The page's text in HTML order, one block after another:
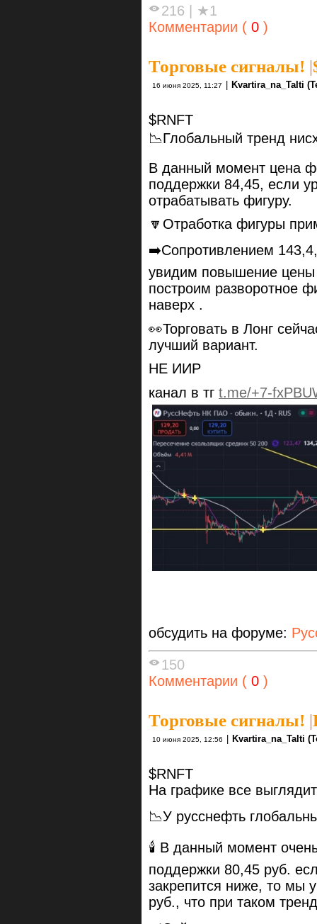
216 | ★1
Комментарии ( 0 )
Торговые сигналы! |
16 июня 2025, 11:27 | Kvartira_na_TaIti
$RNFT
📉Глобальный тренд
В данный момент цена
поддержки 84,45, если
отрабатывать фигуру.
🔽Отработка фигуры
➡️Сопротивлением 143,4,
увидим повышение цены
построим разворотное
наверх .
👀Торговать в Лонг
лучший вариант.
НЕ ИИР
канал в тг t.me/+7-
обсудить на форуме:
150
Комментарии ( 0 )
Торговые сигналы! |
10 июня 2025, 12:56 | Kvartira_na_TaIti
$RNFT
На графике все
📉У русснефть
🕯 В данный момент
поддержки 80,45 руб.
закрепится ниже, то мы
руб., что при таком